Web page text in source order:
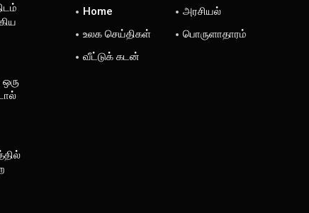
Home
அரசியல்
உலக செய்திகள்
பொருளாதாரம்
வீட்டுக் கடன்